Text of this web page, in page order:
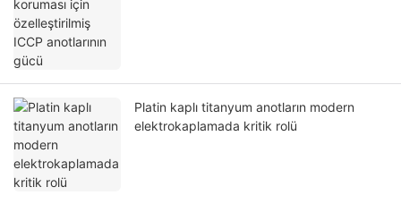
Platin kaplı titanyum anotların modern
elektrokaplamada kritik rolü